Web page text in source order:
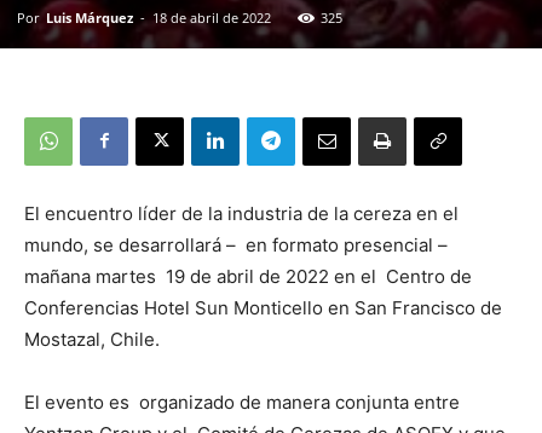
Por Luis Márquez - 18 de abril de 2022 325
El encuentro líder de la industria de la cereza en el
mundo, se desarrollará – en formato presencial –
mañana martes 19 de abril de 2022 en el Centro de
Conferencias Hotel Sun Monticello en San Francisco de
Mostazal, Chile.
El evento es organizado de manera conjunta entre